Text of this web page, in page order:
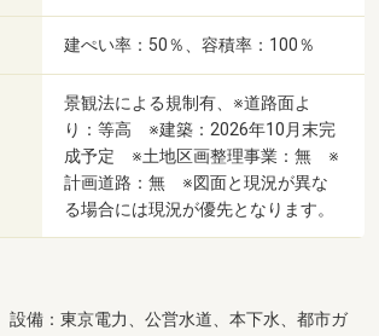
建ぺい率：50％、容積率：100％
景観法による規制有、※道路面よ
り：等高 ※建築：2026年10月末完
成予定 ※土地区画整理事業：無 ※
計画道路：無 ※図面と現況が異な
る場合には現況が優先となります。
設備：東京電力、公営水道、本下水、都市ガ